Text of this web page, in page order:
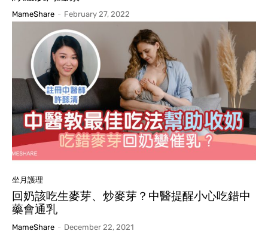
MameShare - February 27, 2022
坐月護理
回奶該吃生麥芽、炒麥芽？中醫提醒小心吃錯中
藥會通乳
MameShare - December 22, 2021